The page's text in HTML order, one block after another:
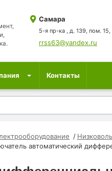
Самара
5-я пр-ка , д. 139, пом. 15,
rrss63@yandex.ru
Контакты
автоматический